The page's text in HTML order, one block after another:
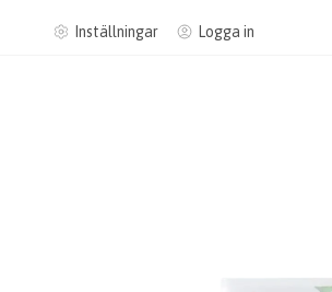
Inställningar Logga in